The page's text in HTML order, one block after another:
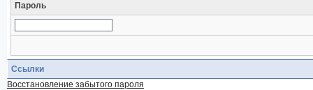
Пароль
Ссылки
Восстановление забытого пароля